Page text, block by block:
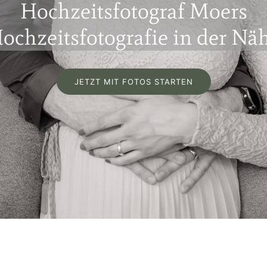
Hochzeitsfotograf Moers
in der
JETZT MIT FOTOS STARTEN